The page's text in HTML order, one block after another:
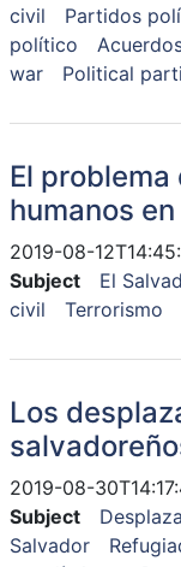
civil
Partidos
político
war
Political
El
humanos
2019-08-
Subject
El
civil
Terrorismo
Los
2019-08-
Subject
Salvador